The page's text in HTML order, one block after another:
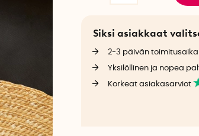
Siksi asiakkaat
2-3 päivän toimitusaika
Yksilöllinen ja nopea
Korkeat asiakasarviot